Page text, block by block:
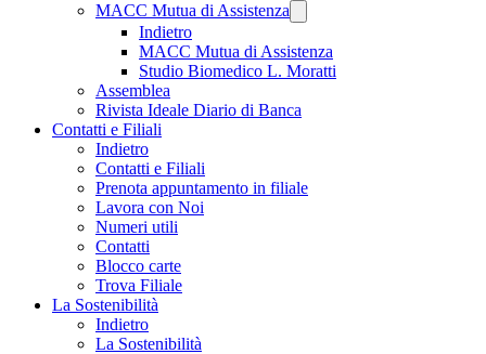
MACC Mutua di Assistenza
Indietro
MACC Mutua di Assistenza
Studio Biomedico L. Moratti
Assemblea
Rivista Ideale Diario di Banca
Contatti e Filiali
Indietro
Contatti e Filiali
Prenota appuntamento in filiale
Lavora con Noi
Numeri utili
Contatti
Blocco carte
Trova Filiale
La Sostenibilità
Indietro
La Sostenibilità